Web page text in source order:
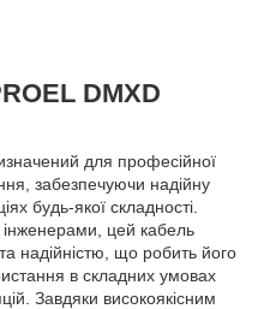
DMXD
для професійної
забезпечуючи надійну
будь-якої складності.
цей кабель
надійністю, що робить його
в складних умовах
Завдяки високоякісним